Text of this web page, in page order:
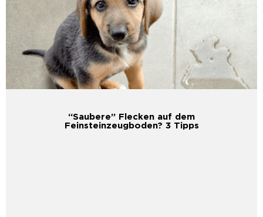
“Saubere” Flecken auf dem
Feinsteinzeugboden? 3 Tipps